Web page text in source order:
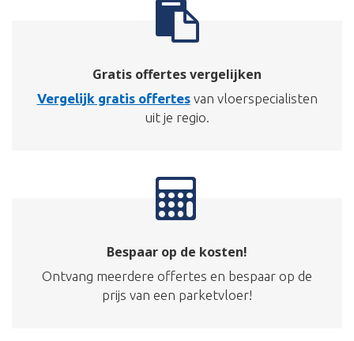
Gratis offertes vergelijken
Vergelijk gratis offertesvan vloerspecialisten
uit je regio.
Bespaar op de kosten!
Ontvang meerdere offertes en bespaar op de
prijs van een parketvloer!